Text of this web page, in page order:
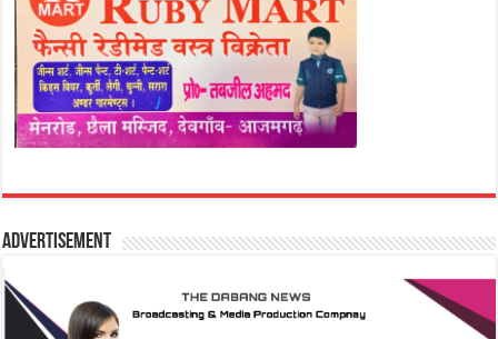
Advertisement